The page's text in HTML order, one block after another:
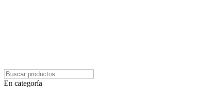
En categoría